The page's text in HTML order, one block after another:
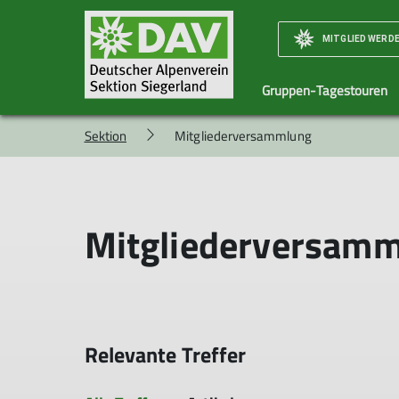
MITGLIED
Gruppen-Tagestouren
Archiv
Geschäftsstelle
Häufige Fragen zur
JugendausschussÜbernachtungspreise
Sektion Mitgliederversammlung
Relevante Treffer